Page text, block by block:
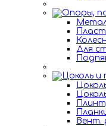
Для
Вент.